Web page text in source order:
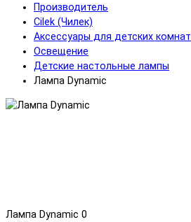
Производитель
Cilek (Чилек)
Аксессуары для детских комнат
Освещение
Детские настольные лампы
Лампа Dynamic
Лампа Dynamic 0